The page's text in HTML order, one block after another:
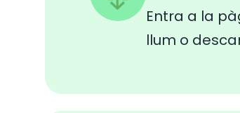
Entra a la
llum o